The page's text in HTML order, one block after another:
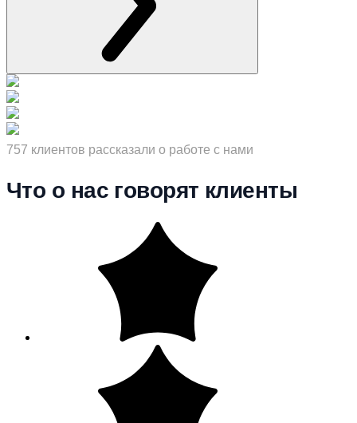
757 клиентов рассказали о работе с нами
Что о нас говорят клиенты